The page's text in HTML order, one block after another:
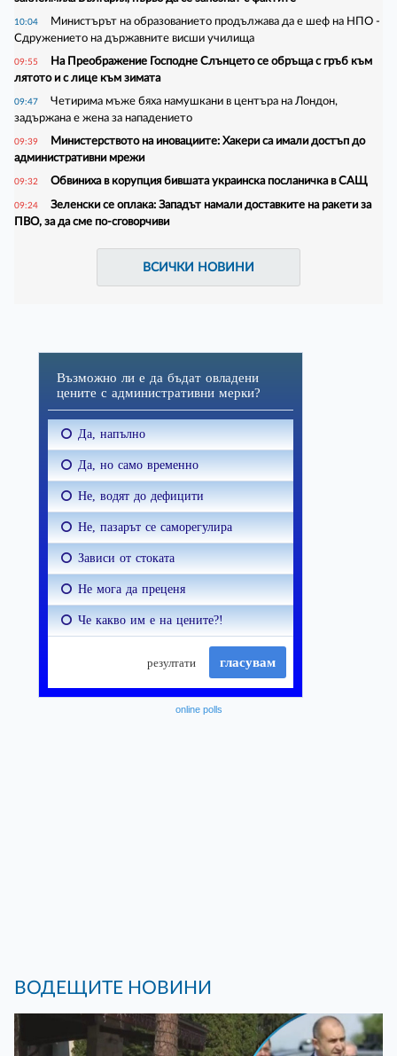
10:04
Министърът на образованието продължава да е шеф на НПО -
Сдружението на държавните висши училища
09:55
На Преображение Господне Слънцето се обръща с гръб към
лятото и с лице към зимата
09:47
Четирима мъже бяха намушкани в центъра на Лондон,
задържана е жена за нападението
09:39
Министерството на иновациите: Хакери са имали достъп до
административни мрежи
09:32 Обвиниха в корупция бившата украинска посланичка в САЩ
09:24
Зеленски се оплака: Западът намали доставките на ракети за
ПВО, за да сме по-сговорчиви
ВСИЧКИ НОВИНИ
online polls
ВОДЕЩИТЕ НОВИНИ